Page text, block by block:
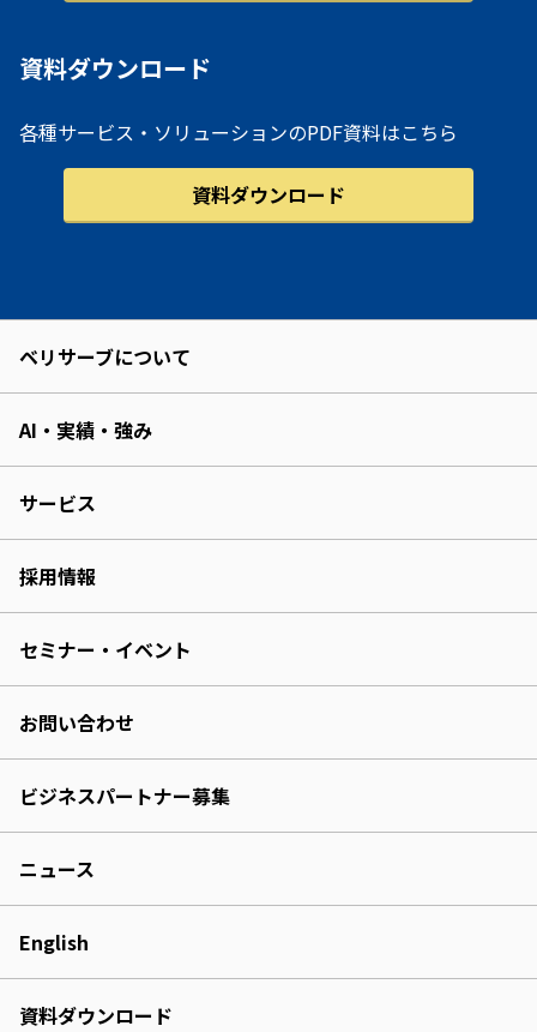
資料ダウンロード
各種サービス・ソリューションのPDF資料はこちら
資料ダウンロード
ベリサーブについて
AI・実績・強み
サービス
採用情報
セミナー・イベント
お問い合わせ
ビジネスパートナー募集
ニュース
English
資料ダウンロード